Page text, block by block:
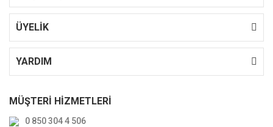
ÜYELİK
YARDIM
MÜŞTERİ HİZMETLERİ
0 850 304 4 506